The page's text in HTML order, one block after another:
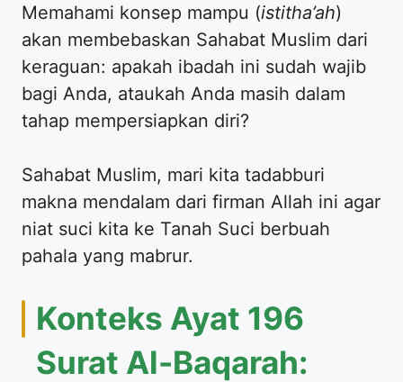
Memahami konsep mampu (istitha’ah)
akan membebaskan Sahabat Muslim dari
keraguan: apakah ibadah ini sudah wajib
bagi Anda, ataukah Anda masih dalam
tahap mempersiapkan diri?
Sahabat Muslim, mari kita tadabburi
makna mendalam dari firman Allah ini agar
niat suci kita ke Tanah Suci berbuah
pahala yang mabrur.
Konteks Ayat 196
Surat Al-Baqarah: